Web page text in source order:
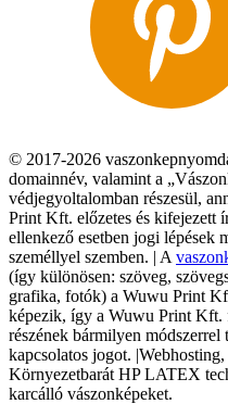
© 2017-2026
domainnév, valamint a
védjegyoltalomban részesül,
Print Kft. előzetes és kifejezett
ellenkező esetben jogi lépések
személlyel szemben. | A
(így különösen: szöveg,
grafika, fotók) a Wuwu Print
képezik, így a Wuwu Print Kft.
részének bármilyen módszerrel
kapcsolatos jogot.
Környezetbarát HP LATEX
karcálló vászonképeket.